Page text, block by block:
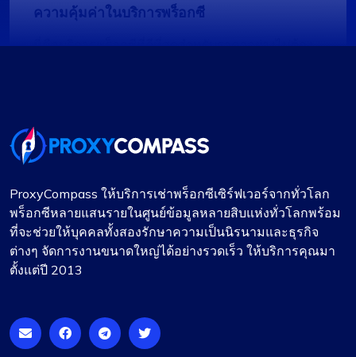
ความคุ้มค่าในบริการพร็อกซี
นี่คือบริการพร็อกซีที่ดีที่สุดสำหรับราคาอย่างไม่ต้อง
ฉันพอใจกับผลงานของพวกเขามาก
โรซี่ มิทเชลล์
พรอกซีหมุนราคาถูกดี
Proxy Compass นำเสนอพรอกซีที่หลากหลายซึ่ง
ProxyCompass ให้บริการเช่าพร็อกซีเซิร์ฟเวอร์จากทั่วโลก
พร็อกซีหลายแสนรายในศูนย์ข้อมูลหลายสิบแห่งทั่วโลกพร้อม
ที่จะช่วยให้บุคคลทั้งสองรักษาความเป็นนิรนามและธุรกิจ
ต่างๆ จัดการงานขนาดใหญ่ได้อย่างรวดเร็ว ให้บริการคุณมา
ตั้งแต่ปี 2013